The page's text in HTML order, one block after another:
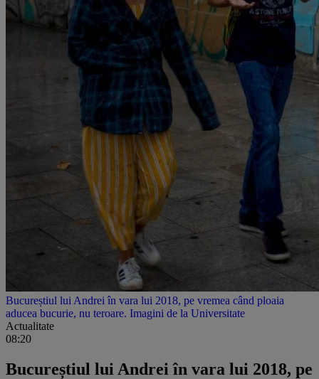
Bucureștiul lui Andrei în vara lui 2018, pe vremea când ploaia
aducea bucurie, nu teroare. Imagini de la Universitate
Actualitate
08:20
Bucureștiul lui Andrei în vara lui 2018, pe